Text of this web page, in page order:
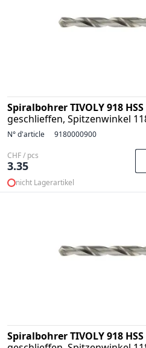
Spiralbohrer TIVOLY 918
geschlieffen, Spitzenwinkel
N° d'article 9180000900
CHF / pcs
3.35
nicht Lagerartikel
Spiralbohrer TIVOLY 918